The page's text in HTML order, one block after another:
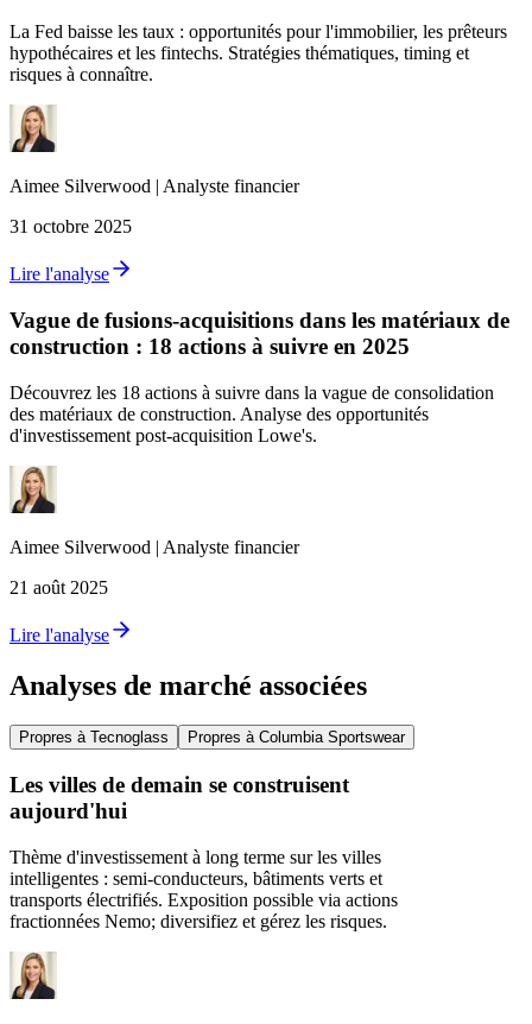
La Fed baisse les taux : opportunités pour l'immobilier, les prêteurs
hypothécaires et les fintechs. Stratégies thématiques, timing et
risques à connaître.
Aimee Silverwood | Analyste financier
31 octobre 2025
Lire l'analyse
Vague de fusions-acquisitions dans les matériaux de
construction : 18 actions à suivre en 2025
Découvrez les 18 actions à suivre dans la vague de consolidation
des matériaux de construction. Analyse des opportunités
d'investissement post-acquisition Lowe's.
Aimee Silverwood | Analyste financier
21 août 2025
Lire l'analyse
Analyses de marché associées
Propres à Tecnoglass Propres à Columbia Sportswear
Les villes de demain se construisent
aujourd'hui
Thème d'investissement à long terme sur les villes
intelligentes : semi‑conducteurs, bâtiments verts et
transports électrifiés. Exposition possible via actions
fractionnées Nemo; diversifiez et gérez les risques.